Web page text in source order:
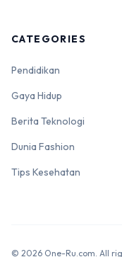
CATEGORIES
Pendidikan
Gaya Hidup
Berita Teknologi
Dunia Fashion
Tips Kesehatan
© 2026 One-Ru.com. All